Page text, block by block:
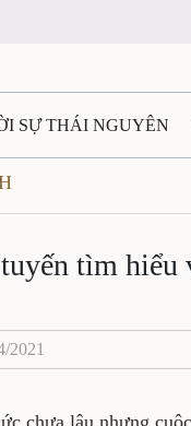
SỰ THÁI NGUYÊN
QUỐC TẾ
MỚI
tuyến tìm
hiệu quả
2021